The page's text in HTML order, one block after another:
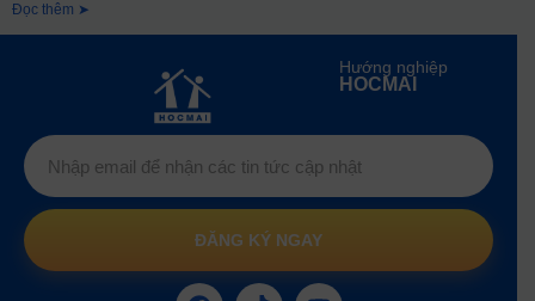
Đọc thêm ➤
Hướng nghiệp
HOCMAI
ĐĂNG KÝ NGAY